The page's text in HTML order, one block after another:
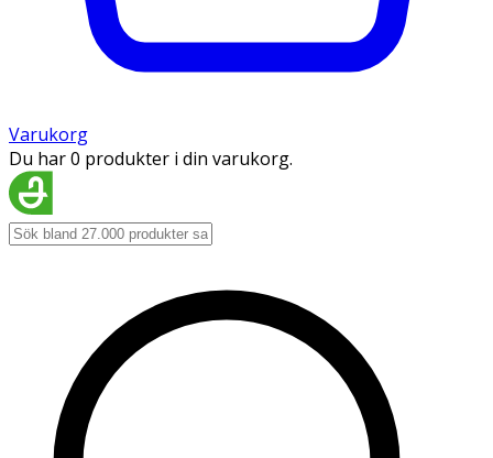
Varukorg
Du har 0 produkter i din varukorg.